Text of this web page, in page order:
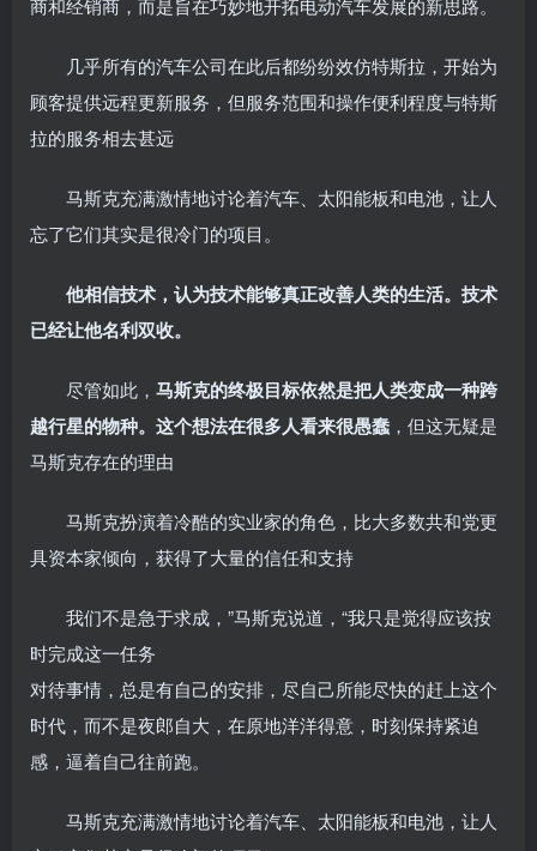
商和经销商，而是旨在巧妙地开拓电动汽车发展的新思路。
几乎所有的汽车公司在此后都纷纷效仿特斯拉，开始为
顾客提供远程更新服务，但服务范围和操作便利程度与特斯
拉的服务相去甚远
马斯克充满激情地讨论着汽车、太阳能板和电池，让人
忘了它们其实是很冷门的项目。
他相信技术，认为技术能够真正改善人类的生活。技术
已经让他名利双收。
尽管如此， 马斯克的终极目标依然是把人类变成一种跨
越行星的物种。这个想法在很多人看来很愚蠢 ，但这无疑是
马斯克存在的理由
马斯克扮演着冷酷的实业家的角色，比大多数共和党更
具资本家倾向，获得了大量的信任和支持
我们不是急于求成，”马斯克说道，“我只是觉得应该按
时完成这一任务
对待事情，总是有自己的安排，尽自己所能尽快的赶上这个
时代，而不是夜郎自大，在原地洋洋得意，时刻保持紧迫
感，逼着自己往前跑。
马斯克充满激情地讨论着汽车、太阳能板和电池，让人